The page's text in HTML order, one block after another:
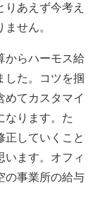
あえず今考え
せん。
からハーモス給
した。コツを掴
めてカスタマイ
なります。た
正していくこと
います。オフィ
の事業所の給与